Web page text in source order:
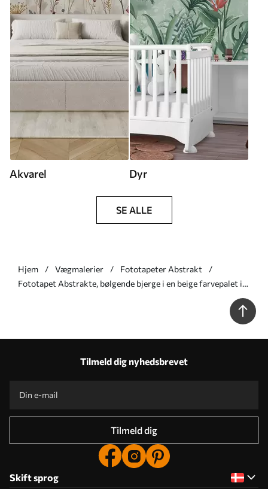
Akvarel Dyr
SE ALLE
Hjem Vægmalerier
Fototapeter Abstrakt
Fototapet Abstrakte, bølgende bjerge i en beige farvepalet i
Tilmeld dig nyhedsbrevet
Tilmeld dig
Skift sprog